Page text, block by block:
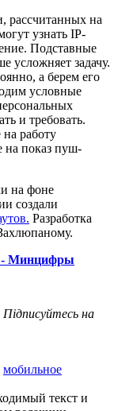
рассчитанных на
узнать IP-
Подставные
усложняет задачу.
а берем его
условные
и требовать.
на работу
на показ пуш-
на фоне
создали
Разработка
- Минцифры
Підписуйтесь на
мобильное
текст и